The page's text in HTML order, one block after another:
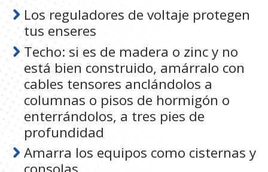
Los reguladores de voltaje protegen
tus enseres
Techo: si es de madera o zinc y no
está bien construido, amárralo con
cables tensores anclándolos a
columnas o pisos de hormigón o
enterrándolos, a tres pies de
profundidad
Amarra los equipos como cisternas y